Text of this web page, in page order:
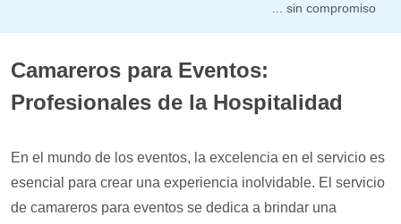
... sin compromiso
Camareros para Eventos:
Profesionales de la Hospitalidad
En el mundo de los eventos, la excelencia en el servicio es
esencial para crear una experiencia inolvidable. El servicio
de camareros para eventos se dedica a brindar una